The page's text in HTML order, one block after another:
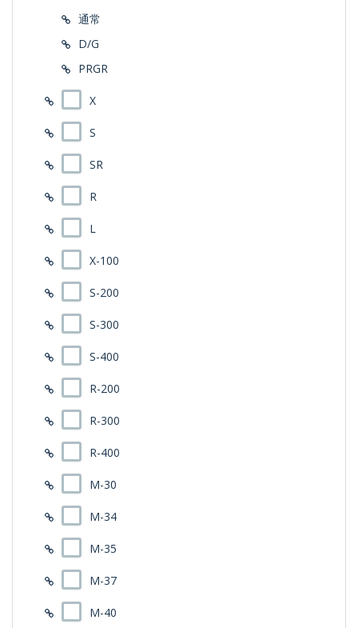
通常
D/G
PRGR
X
S
SR
R
L
X-100
S-200
S-300
S-400
R-200
R-300
R-400
M-30
M-34
M-35
M-37
M-40